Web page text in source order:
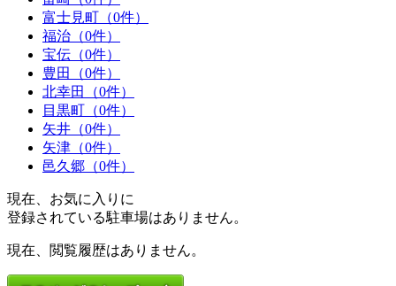
富士見町（0件）
福治（0件）
宝伝（0件）
豊田（0件）
北幸田（0件）
目黒町（0件）
矢井（0件）
矢津（0件）
邑久郷（0件）
現在、お気に入りに
登録されている駐車場はありません。
現在、閲覧履歴はありません。